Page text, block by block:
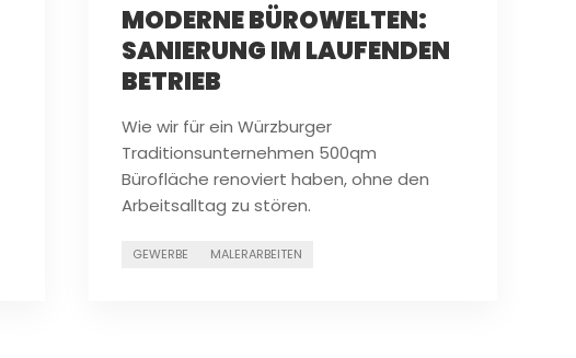
MODERNE BÜROWELTEN:
SANIERUNG IM LAUFENDEN
BETRIEB
Wie wir für ein Würzburger
Traditionsunternehmen 500qm
Bürofläche renoviert haben, ohne den
Arbeitsalltag zu stören.
GEWERBE MALERARBEITEN